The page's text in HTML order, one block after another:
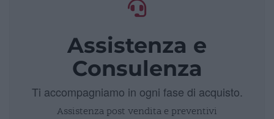
Assistenza e
Consulenza
Ti accompagniamo in ogni fase di acquisto.
Assistenza post vendita e preventivi